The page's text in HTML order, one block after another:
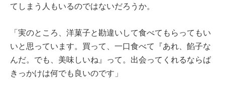
てしまう人もいるのではないだろうか。
「実のところ、洋菓子と勘違いして食べてもらってもい
いと思っています。買って、一口食べて『あれ、餡子な
んだ。でも、美味しいね』って。出会ってくれるならば
きっかけは何でも良いのです」